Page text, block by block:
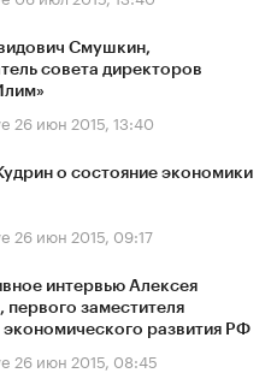
Смушкин,
совета директоров
26 июн 2015, 13:40
о состояние экономики
26 июн 2015, 09:17
интервью Алексея
первого заместителя
экономического развития РФ
26 июн 2015, 08:45